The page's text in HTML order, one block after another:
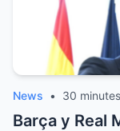
News • 30
Barça y Real